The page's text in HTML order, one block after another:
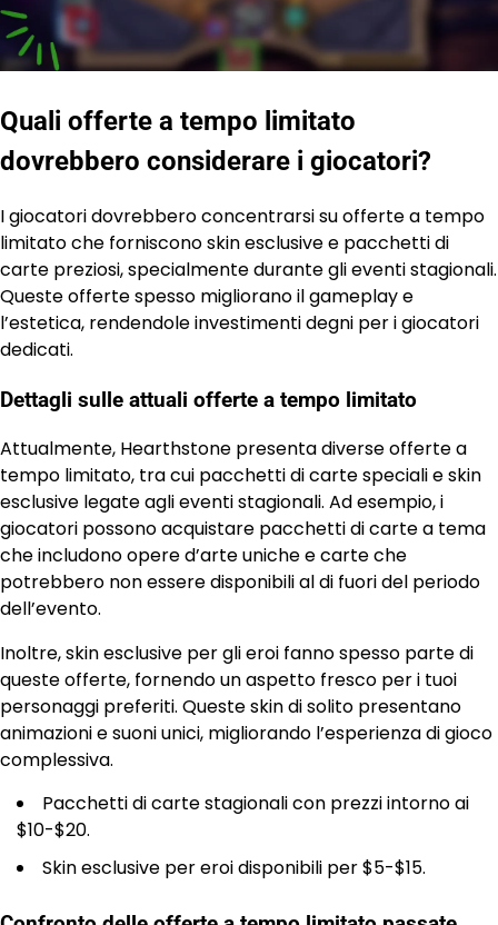
Quali offerte a tempo limitato
dovrebbero considerare i giocatori?
I giocatori dovrebbero concentrarsi su offerte a tempo
limitato che forniscono skin esclusive e pacchetti di
carte preziosi, specialmente durante gli eventi stagionali.
Queste offerte spesso migliorano il gameplay e
l’estetica, rendendole investimenti degni per i giocatori
dedicati.
Dettagli sulle attuali offerte a tempo limitato
Attualmente, Hearthstone presenta diverse offerte a
tempo limitato, tra cui pacchetti di carte speciali e skin
esclusive legate agli eventi stagionali. Ad esempio, i
giocatori possono acquistare pacchetti di carte a tema
che includono opere d’arte uniche e carte che
potrebbero non essere disponibili al di fuori del periodo
dell’evento.
Inoltre, skin esclusive per gli eroi fanno spesso parte di
queste offerte, fornendo un aspetto fresco per i tuoi
personaggi preferiti. Queste skin di solito presentano
animazioni e suoni unici, migliorando l’esperienza di gioco
complessiva.
Pacchetti di carte stagionali con prezzi intorno ai
$10-$20.
Skin esclusive per eroi disponibili per $5-$15.